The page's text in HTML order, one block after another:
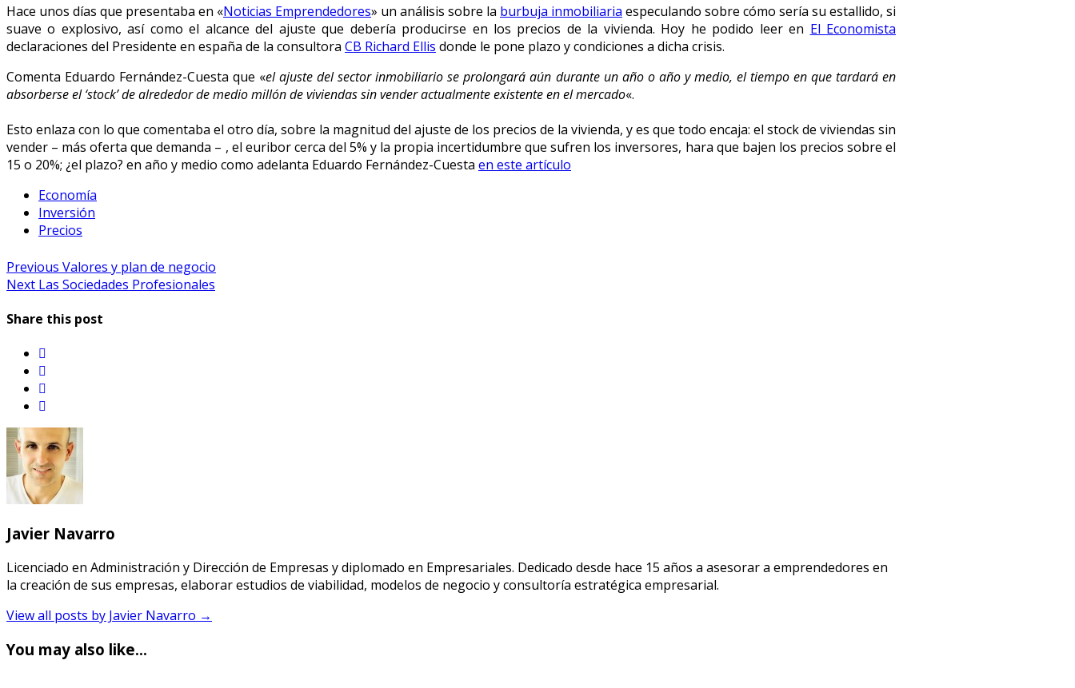
Hace unos días que presentaba en «Noticias Emprendedores» un análisis sobre la burbuja inmobiliaria especulando sobre cómo sería su estallido, si
suave o explosivo, así como el alcance del ajuste que debería producirse en los precios de la vivienda. Hoy he podido leer en El Economista
declaraciones del Presidente en españa de la consultora CB Richard Ellis donde le pone plazo y condiciones a dicha crisis.
Comenta Eduardo Fernández-Cuesta que «el ajuste del sector inmobiliario se prolongará aún durante un año o año y medio, el tiempo en que tardará en
absorberse el ‘stock’ de alrededor de medio millón de viviendas sin vender actualmente existente en el mercado«.
Esto enlaza con lo que comentaba el otro día, sobre la magnitud del ajuste de los precios de la vivienda, y es que todo encaja: el stock de viviendas sin
vender – más oferta que demanda – , el euribor cerca del 5% y la propia incertidumbre que sufren los inversores, hara que bajen los precios sobre el
15 o 20%; ¿el plazo? en año y medio como adelanta Eduardo Fernández-Cuesta en este artículo
Economía
Inversión
Precios
Navegación
de
entradas
Previous Previous
post:
Valores y plan de negocio
Next Next
Las Sociedades Profesionales
Share this post
Javier Navarro
Licenciado en Administración y Dirección de Empresas y diplomado en Empresariales. Dedicado desde hace 15 años a asesorar a emprendedores en
la creación de sus empresas, elaborar estudios de viabilidad, modelos de negocio y consultoría estratégica empresarial.
View all posts by Javier Navarro →
You may also like...